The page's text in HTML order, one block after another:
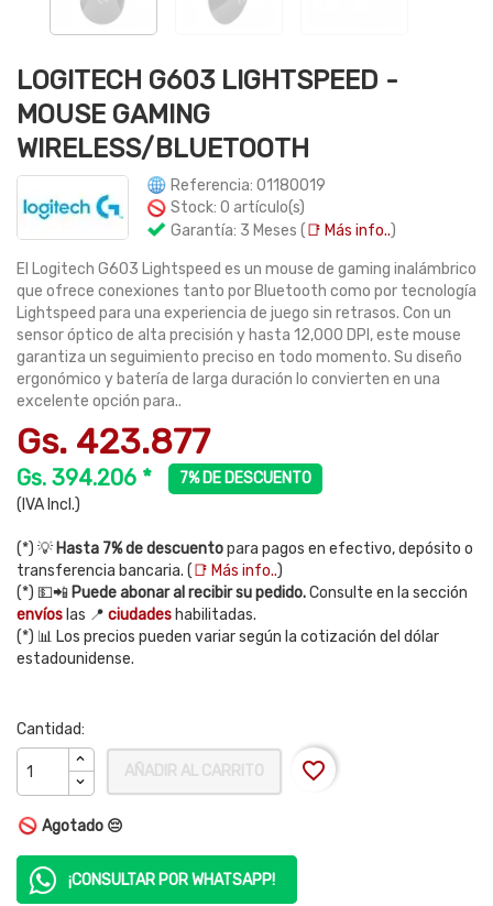
LOGITECH G603 LIGHTSPEED -
MOUSE GAMING
WIRELESS/BLUETOOTH
Referencia: 01180019
Stock: 0 artículo(s)
Garantía: 3 Meses (📑 Más info..)
El Logitech G603 Lightspeed es un mouse de gaming inalámbrico
que ofrece conexiones tanto por Bluetooth como por tecnología
Lightspeed para una experiencia de juego sin retrasos. Con un
sensor óptico de alta precisión y hasta 12,000 DPI, este mouse
garantiza un seguimiento preciso en todo momento. Su diseño
ergonómico y batería de larga duración lo convierten en una
excelente opción para..
Gs. 423.877
Gs. 394.206 *
7% DE DESCUENTO
(IVA Incl.)
(*) 💡 Hasta 7% de descuentopara pagos en efectivo, depósito o
transferencia bancaria. (📑 Más info..)
(*) 💵📲 Puede abonar al recibir su pedido.Consulte en la sección
envíos las 📍 ciudades habilitadas.
(*) 📊 Los precios pueden variar según la cotización del dólar
estadounidense.
Cantidad:
AÑADIR AL CARRITO favorite_border
Agotado 😔
¡CONSULTAR POR WHATSAPP!